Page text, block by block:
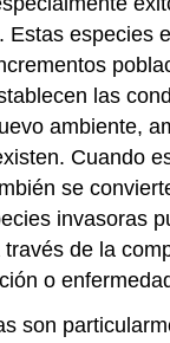
Estas especies
las
ambiente,
Cuando
se
invasoras
de la
o
son